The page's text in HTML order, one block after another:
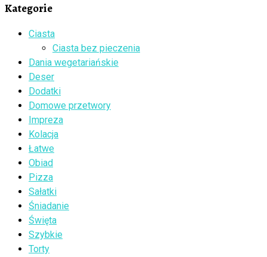
Kategorie
Ciasta
Ciasta bez pieczenia
Dania wegetariańskie
Deser
Dodatki
Domowe przetwory
Impreza
Kolacja
Łatwe
Obiad
Pizza
Sałatki
Śniadanie
Święta
Szybkie
Torty